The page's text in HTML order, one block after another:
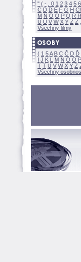
" ( - 0 1 2 3 4 5 6
Č D Ď E F G H
M N O Ó P Q R Ř
U Ú V W X Y Z
Všechny filmy
( 1 5A B C Č D Ď
I J K L M N Ó O P
Ť T U V W X Y Z
Všechny